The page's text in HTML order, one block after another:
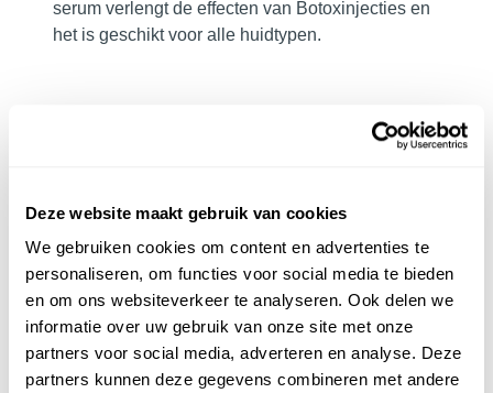
Deze website maakt gebruik van cookies
We gebruiken cookies om content en advertenties te
personaliseren, om functies voor social media te bieden
en om ons websiteverkeer te analyseren. Ook delen we
informatie over uw gebruik van onze site met onze
partners voor social media, adverteren en analyse. Deze
partners kunnen deze gegevens combineren met andere
serum verlengt de effecten van Botoxinjecties en
het is geschikt voor alle huidtypen.
PRODUCTGEBRUIK
Forlle’d Hyalogy β. Neem 2 druppels product voor
gezicht, hals en decolleté en verdeel met de
vingertoppen voor de dag- en nachtcrème.